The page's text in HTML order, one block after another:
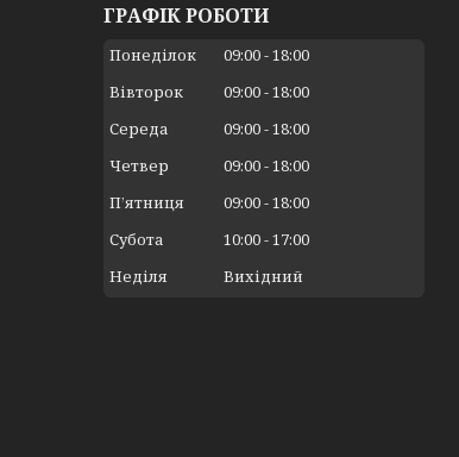
ГРАФІК РОБОТИ
Понеділок 09:00 18:00
Вівторок
09:00 18:00
Середа
09:00 18:00
Четвер
09:00 18:00
Пʼятниця
09:00 18:00
Субота
10:00 17:00
Неділя
Вихідний